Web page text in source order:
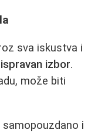
sva iskustva i
izbor.
može biti
i